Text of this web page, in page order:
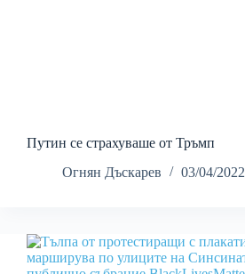
Путин се страхуваше от Тръмп
Огнян Дъскарев
03/04/2022